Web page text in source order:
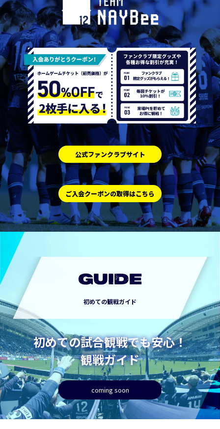
公式ファンクラブサイト
ご入会クーポンの取得はこちら
GUIDE
初めての観戦ガイド
初めての試合観戦でも安心！
観戦ガイド
coming soon